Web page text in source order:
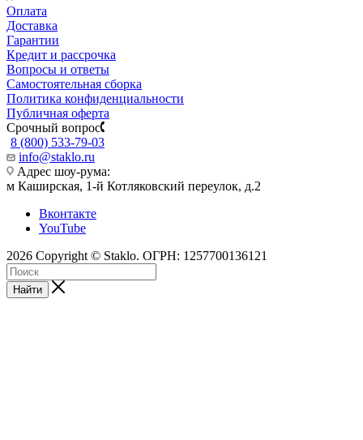
Оплата
Доставка
Гарантии
Кредит и рассрочка
Вопросы и ответы
Самостоятельная сборка
Политика конфиденциальности
Публичная оферта
Срочный вопрос
8 (800) 533-79-03
info@staklo.ru
Адрес шоу-рума:
м Каширская, 1-й Котляковский переулок, д.2
Вконтакте
YouTube
2026 Copyright © Staklo. ОГРН: 1257700136121
Найти